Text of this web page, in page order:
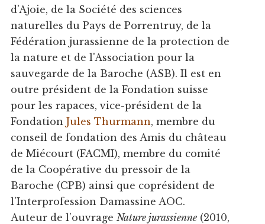
d'Ajoie, de la Société des sciences
naturelles du Pays de Porrentruy, de la
Fédération jurassienne de la protection de
la nature et de l'Association pour la
sauvegarde de la Baroche (ASB). Il est en
outre président de la Fondation suisse
pour les rapaces, vice-président de la
Fondation Jules Thurmann, membre du
conseil de fondation des Amis du château
de Miécourt (FACMI), membre du comité
de la Coopérative du pressoir de la
Baroche (CPB) ainsi que coprésident de
l'Interprofession Damassine AOC.
Auteur de l’ouvrage Nature jurassienne(2010,